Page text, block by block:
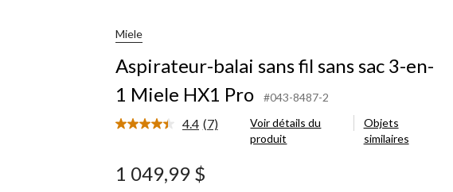
Miele
Aspirateur-balai sans fil sans sac 3-en-
1 Miele HX1 Pro
#043-8487-2
4.4 Lire
commentaires.
Lien
(7)
Voir détails du
produit
Objets
similaires
1 049,99 $